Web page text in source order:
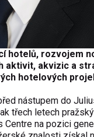
hotelů, rozvojem
aktivit, akvizic a
hotelových
nástupem do
třech letech
Centre na pozici